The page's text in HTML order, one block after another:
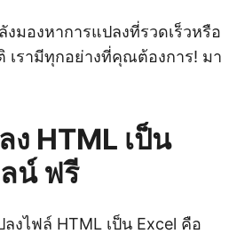
มองหาการแปลงที่รวดเร็วหรือ
เรามีทุกอย่างที่คุณต้องการ! มา
ง HTML เป็น
น์ ฟรี
งไฟล์ HTML เป็น Excel คือ